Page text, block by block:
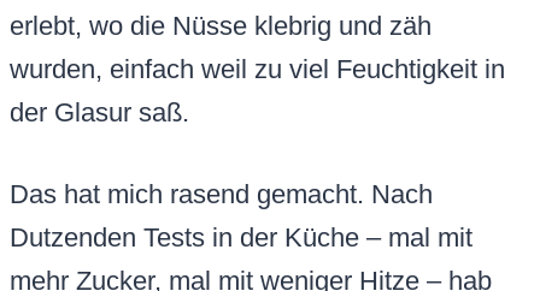
erlebt, wo die Nüsse klebrig und zäh
wurden, einfach weil zu viel Feuchtigkeit in
der Glasur saß.
Das hat mich rasend gemacht. Nach
Dutzenden Tests in der Küche – mal mit
mehr Zucker, mal mit weniger Hitze – hab